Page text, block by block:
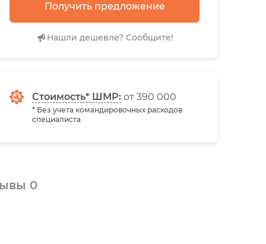
Получить предложение
Нашли дешевле? Сообщите!
Стоимость* ШМР: от 390 000
* Без учета командировочных расходов
специалиста
0